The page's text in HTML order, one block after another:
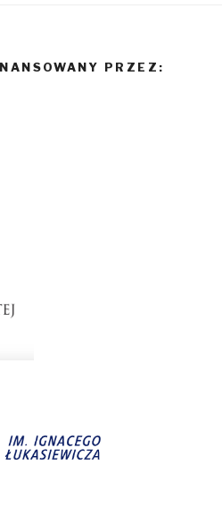
PRZEZ: